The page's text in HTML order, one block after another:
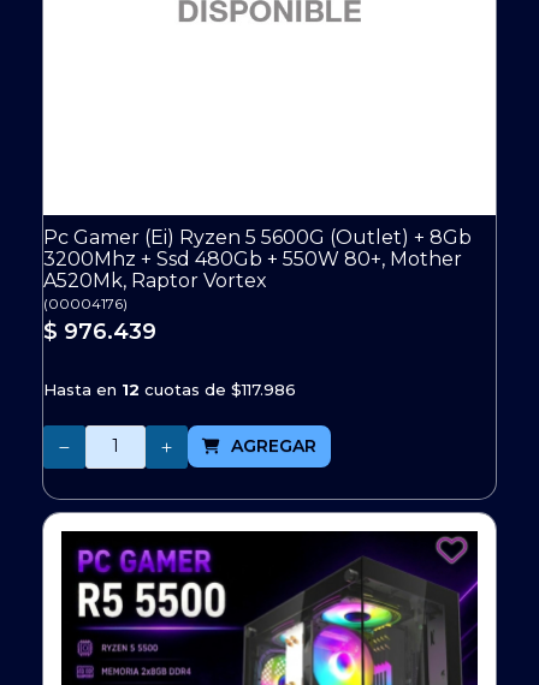
Pc Gamer (Ei) Ryzen 5 5600G (Outlet) + 8Gb
3200Mhz + Ssd 480Gb + 550W 80+, Mother
A520Mk, Raptor Vortex
(00004176)
$ 976.439
Hasta en 12 cuotas de $117.986
AGREGAR